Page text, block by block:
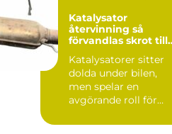
Katalysator
återvinning så
förvandlas skrot till
Katalysatorer sitter
dolda under bilen,
men spelar en
avgörande roll för
ekonomi. När...